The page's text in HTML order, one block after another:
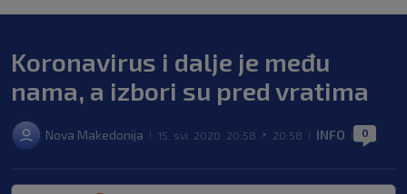
Koronavirus i dalje je među
nama, a izbori su pred vratima
Nova Makedonija 15. svi. 2020. 20:58 > 20:58 INFO 0